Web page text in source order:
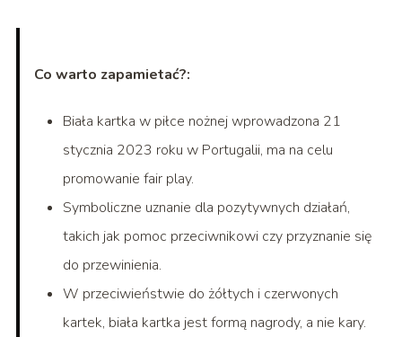
Co warto zapamietać?:
Biała kartka w piłce nożnej wprowadzona 21
stycznia 2023 roku w Portugalii, ma na celu
promowanie fair play.
Symboliczne uznanie dla pozytywnych działań,
takich jak pomoc przeciwnikowi czy przyznanie się
do przewinienia.
W przeciwieństwie do żółtych i czerwonych
kartek, biała kartka jest formą nagrody, a nie kary.